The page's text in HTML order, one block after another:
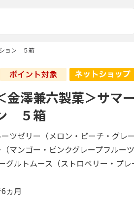
ション ５箱
金澤兼六製菓＞サマ
５箱
ツゼリー（メロン・ピーチ・グレ
マンゴー・ピンクグレープフルー
ルトムース（ストロベリー・プレ
6ヵ月